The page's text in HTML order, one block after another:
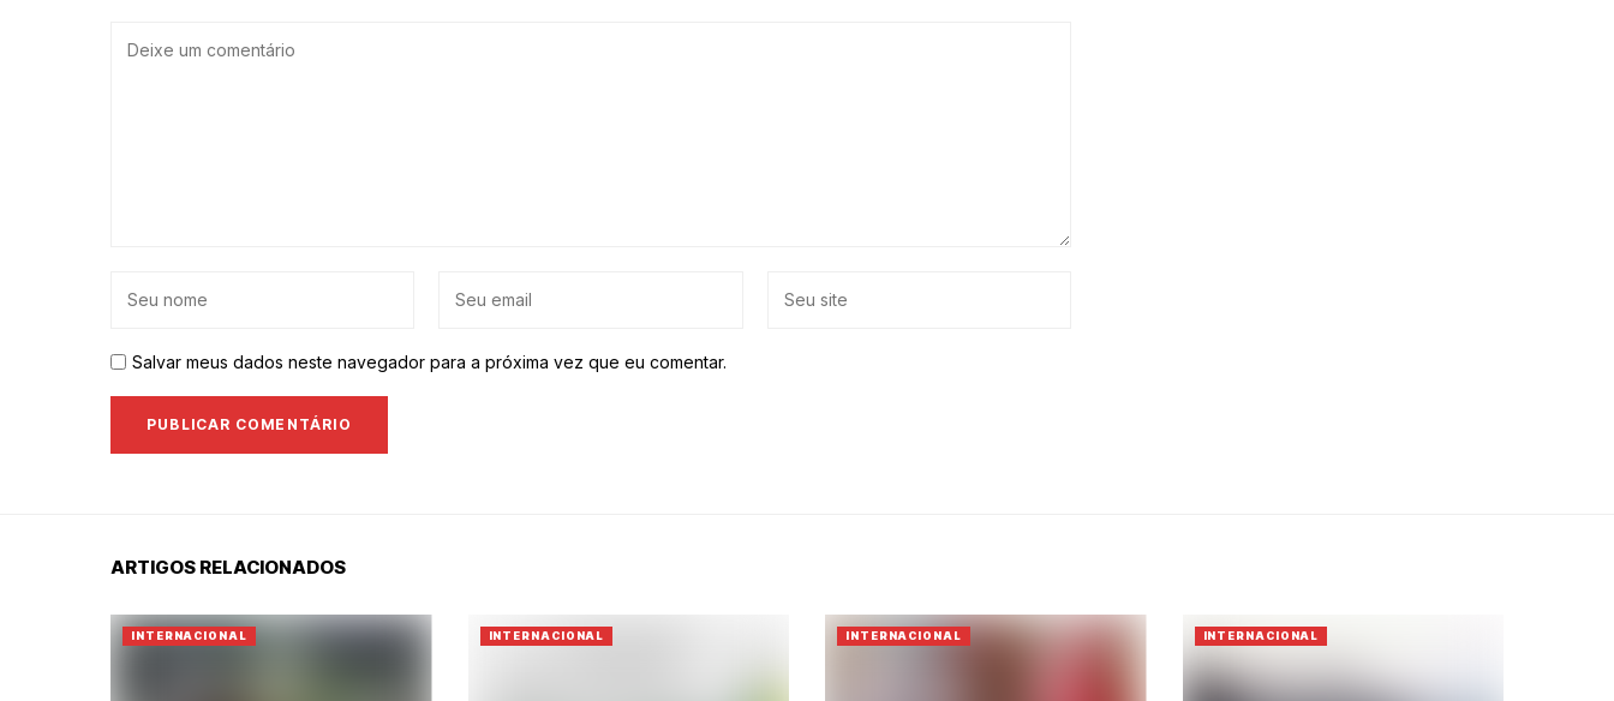
Salvar meus dados neste navegador para a próxima vez que eu comentar.
ARTIGOS RELACIONADOS
INTERNACIONAL INTERNACIONAL INTERNACIONAL INTERNACIONAL